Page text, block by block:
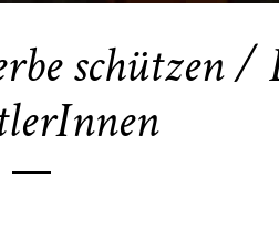
schützen /